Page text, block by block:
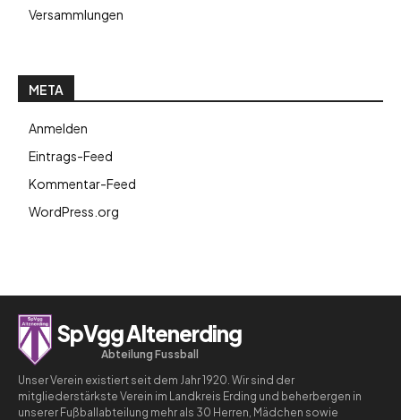
Versammlungen
META
Anmelden
Eintrags-Feed
Kommentar-Feed
WordPress.org
SpVgg Altenerding
Abteilung Fussball
Unser Verein existiert seit dem Jahr 1920. Wir sind der
mitgliederstärkste Verein im Landkreis Erding und beherbergen in
unserer Fußballabteilung mehr als 30 Herren, Mädchen sowie